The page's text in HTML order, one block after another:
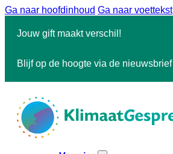
Ga naar hoofdinhoud Ga naar voettekst
Jouw gift maakt verschil!
Blijf op de hoogte via de nieuwsbrief